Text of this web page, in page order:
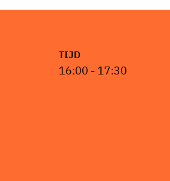
TIJD
16:00 - 17:30